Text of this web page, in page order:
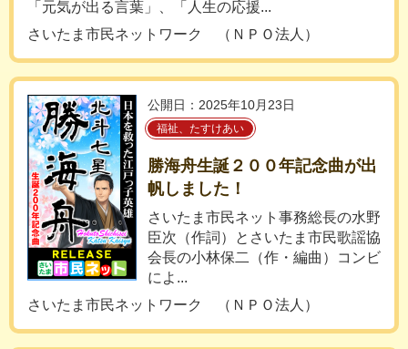
「元気が出る言葉」、「人生の応援...
さいたま市民ネットワーク （ＮＰＯ法人）
公開日：2025年10月23日
福祉、たすけあい
勝海舟生誕２００年記念曲が出
帆しました！
さいたま市民ネット事務総長の水野
臣次（作詞）とさいたま市民歌謡協
会長の小林保二（作・編曲）コンビ
によ...
さいたま市民ネットワーク （ＮＰＯ法人）